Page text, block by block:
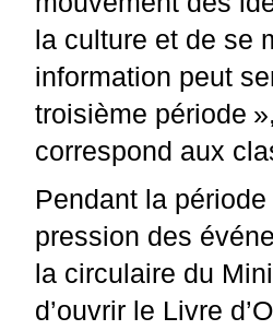
la culture et de se
information peut
troisième période
correspond aux
Pendant la
pression des
la circulaire du
d’ouvrir le Livre